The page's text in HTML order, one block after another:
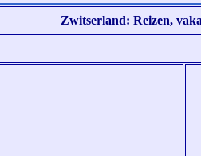
Zwitserland: Reizen,